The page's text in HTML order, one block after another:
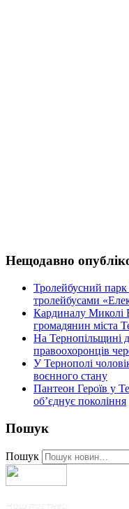
Нещодавно
Тролейбусний
тролейбусами
Кардиналу Миколі
громадянин міста
На Тернопільщині
правоохоронців
У Тернополі
воєнного стану
Пантеон Героїв у
об’єднує покоління
Пошук
Пошук